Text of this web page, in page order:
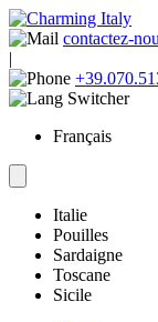
contactez-
|
Français
Italie
Pouilles
Sardaigne
Toscane
Sicile